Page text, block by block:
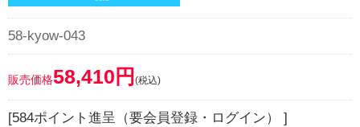
58-kyow-043
販売価格58,410円 (税込)
[584ポイント進呈（要会員登録・ログイン） ]